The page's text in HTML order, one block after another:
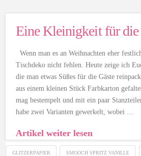
Eine Kleinigkeit für die
Wenn man es an Weihnachten eher
Tischdeko nicht fehlen. Heute zeige ich
die man etwas Süßes für die Gäste
aus einem kleinen Stück Farbkarton
mag bestempelt und mit ein paar
habe zwei Varianten gewerkelt, wobei …
Artikel weiter lesen
GLITZERPAPIER SMOOCH SPRITZ VANILLE